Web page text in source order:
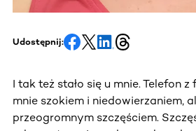
Udostępnij:
I tak też stało się u mnie. Telefon z
mnie szokiem i niedowierzaniem,
przeogromnym szczęściem.